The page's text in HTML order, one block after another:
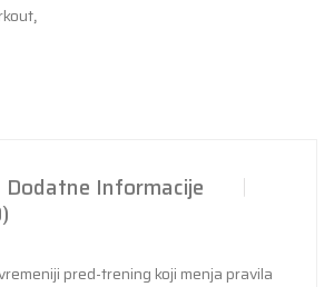
,
Dodatne Informacije
pred-trening koji menja pravila